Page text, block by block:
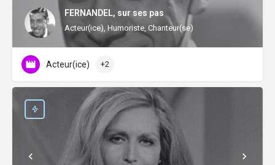
FERNANDEL, sur ses pas
Acteur(ice), Humoriste, Chanteur(se)
Acteur(ice) +2